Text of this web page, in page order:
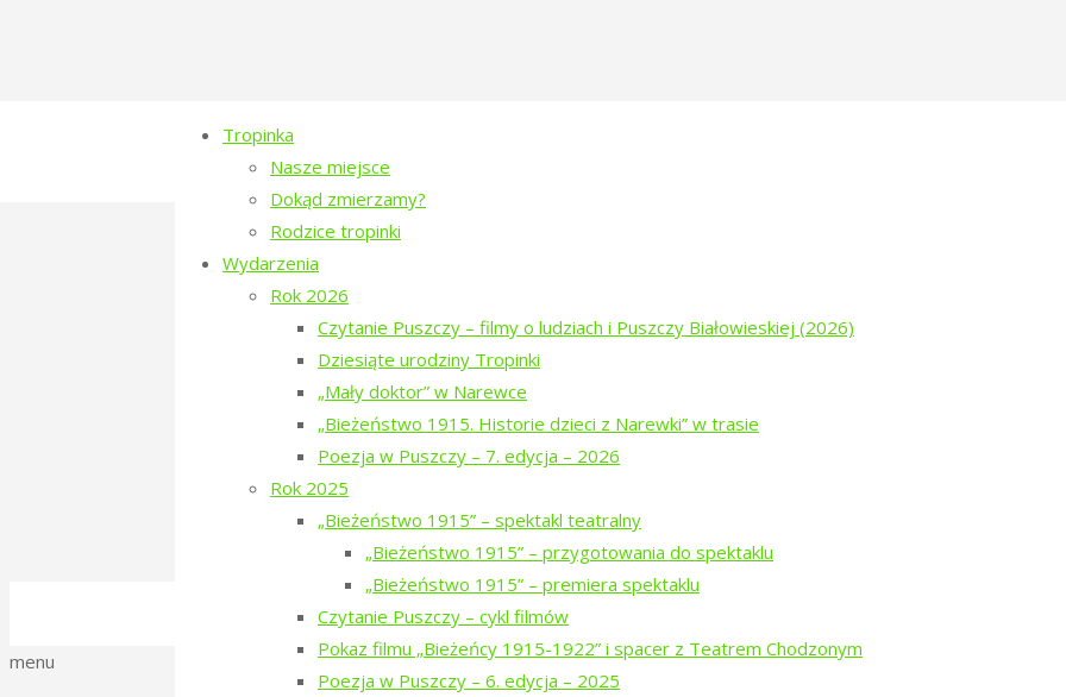
Tropinka
Nasze miejsce
Dokąd zmierzamy?
Rodzice tropinki
Wydarzenia
Rok 2026
Czytanie Puszczy – filmy o ludziach i Puszczy Białowieskiej (2026)
Dziesiąte urodziny Tropinki
„Mały doktor” w Narewce
„Bieżeństwo 1915. Historie dzieci z Narewki” w trasie
Poezja w Puszczy – 7. edycja – 2026
Rok 2025
„Bieżeństwo 1915” – spektakl teatralny
„Bieżeństwo 1915” – przygotowania do spektaklu
„Bieżeństwo 1915” – premiera spektaklu
Czytanie Puszczy – cykl filmów
Pokaz filmu „Bieżeńcy 1915-1922” i spacer z Teatrem Chodzonym
Poezja w Puszczy – 6. edycja – 2025
Spotkania na Tropince
Cykl Spotkania na Tropince
Zapraszamy na nowy cykl imprez zatytułowany: Spotkania na Tropince.
©2016-2026 Stowarzyszenie na Rzecz Dialogu „Tropinka”
Polityka prywatności
menu